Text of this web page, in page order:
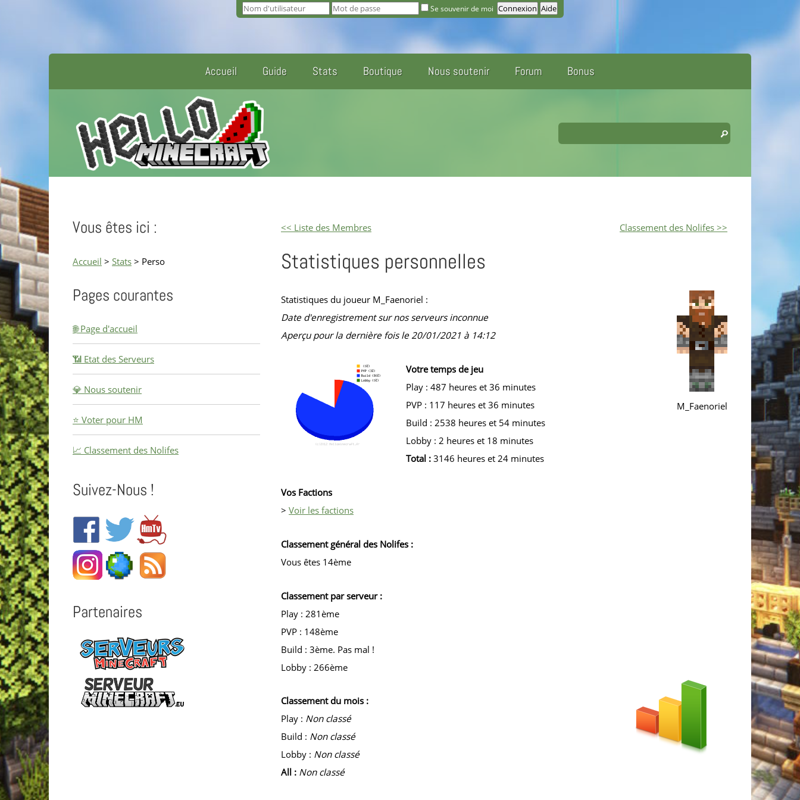
Se souvenir de moi
Accueil Guide Stats Boutique Nous soutenir Forum Bonus
Vous êtes ici :
Accueil > Stats > Perso
Pages courantes
🌐 Page d'accueil
📶 Etat des Serveurs
💎 Nous soutenir
⭐ Voter pour HM
📈 Classement des Nolifes
Suivez-Nous !
Partenaires
<< Liste des Membres Classement des Nolifes >>
Statistiques personnelles
M_Faenoriel
Statistiques du joueur M_Faenoriel :
Date d'enregistrement sur nos serveurs inconnue
Aperçu pour la dernière fois le 20/01/2021 à 14:12
Votre temps de jeu
Play : 487 heures et 36 minutes
PVP : 117 heures et 36 minutes
Build : 2538 heures et 54 minutes
Lobby : 2 heures et 18 minutes
Total : 3146 heures et 24 minutes
Vos Factions
> Voir les factions
Classement général des Nolifes :
Vous êtes 14ème
Classement par serveur :
Play : 281ème
PVP : 148ème
Build : 3ème. Pas mal !
Lobby : 266ème
Classement du mois :
Play : Non classé
Build : Non classé
Lobby : Non classé
All : Non classé